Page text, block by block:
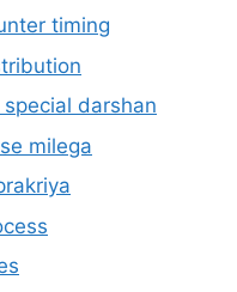
timing
darshan
milega